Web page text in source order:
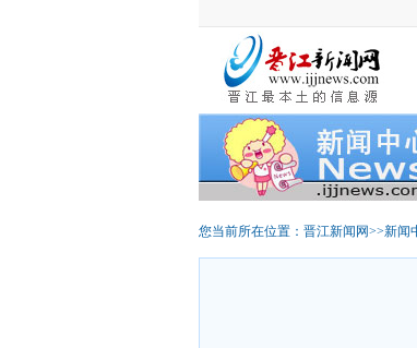
您当前所在位置： 晋江新闻网>>新闻